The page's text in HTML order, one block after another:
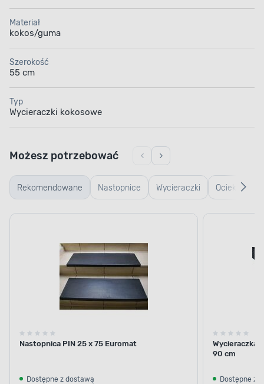
Materiał
kokos/guma
Szerokość
55 cm
Typ
Wycieraczki kokosowe
Rekomendowane Nastopnice Wycieraczki
typu
Ociekacze
na buty
Możesz potrzebować
Nastopnica PIN 25 x 75 Euromat
Dostępne z dostawą
Wycieraczka
90 cm
Dostępne z